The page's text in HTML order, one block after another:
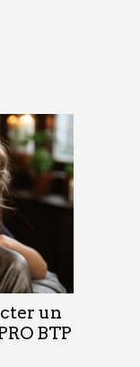
un
BTP